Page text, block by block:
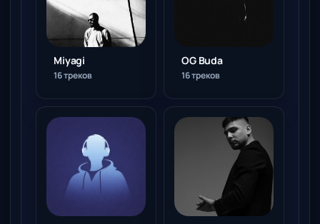
Miyagi
16 треков
OG Buda
16 треков